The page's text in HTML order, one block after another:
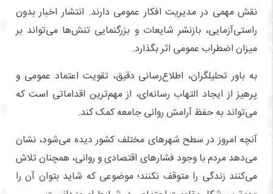
نقش مهمی در مدیریت افکار عمومی دارند. انتشار اخبار بدون
راستی‌آزمایی، بازنشر شایعات و بزرگنمایی تنش‌ها می‌تواند بر
میزان اضطراب عمومی اثر بگذارد.
به باور تحلیلگران، اطلاع‌رسانی دقیق، تقویت اعتماد عمومی و
پرهیز از ایجاد التهاب رسانه‌ای، از مهم‌ترین اقداماتی است که
می‌تواند به حفظ آرامش روانی جامعه کمک کند.
آنچه امروز در سطح شهرهای مختلف کشور دیده می‌شود، نشان
می‌دهد مردم با وجود فشارهای اقتصادی و روانی، همچنان تلاش
می‌کنند زندگی را متوقف نکنند؛ موضوعی که شاید بتوان آن را